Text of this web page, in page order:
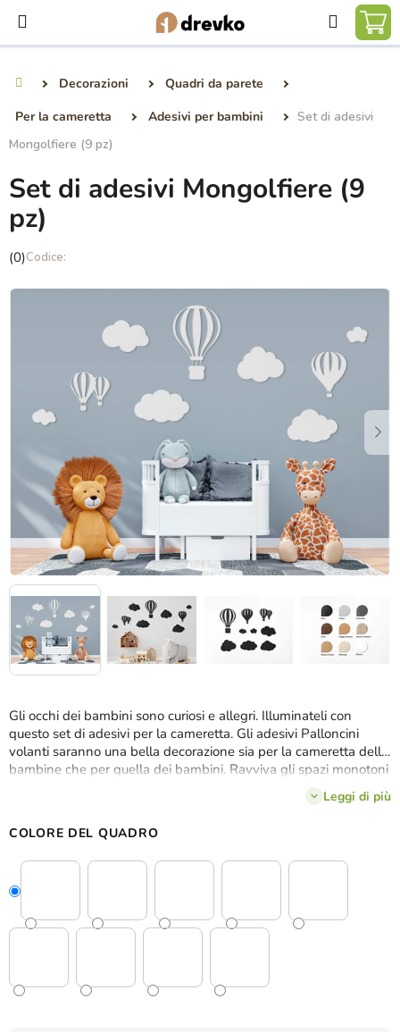
contenuto
Ricerca
Decorazioni
Quadri da parete
Per la cameretta
Adesivi per bambini
Set di adesivi
Mongolfiere (9 pz)
Gli occhi dei bambini sono curiosi e allegri. Illuminateli con
questo set di adesivi per la cameretta. Gli adesivi Palloncini
volanti saranno una bella decorazione sia per la cameretta delle
bambine che per quella dei bambini. Ravviva gli spazi monotoni
della cameretta dei bambini con adesivi alla moda dal design
Leggi di più
COLORE DEL QUADRO
Set di adesivi Mongolfiere (9
pz)
La
media
stelle.
(0)